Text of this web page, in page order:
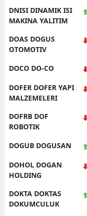
DNISI DINAMIK ISI
MAKINA YALITIM
DOAS DOGUS
OTOMOTIV
DOCO DO-CO
DOFER DOFER YAPI
MALZEMELERI
DOFRB DOF
ROBOTIK
DOGUB DOGUSAN
DOHOL DOGAN
HOLDING
DOKTA DOKTAS
DOKUMCULUK